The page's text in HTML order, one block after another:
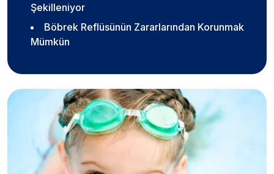
Şekilleniyor
Böbrek Reflüsünün Zararlarından Korunmak
Mümkün